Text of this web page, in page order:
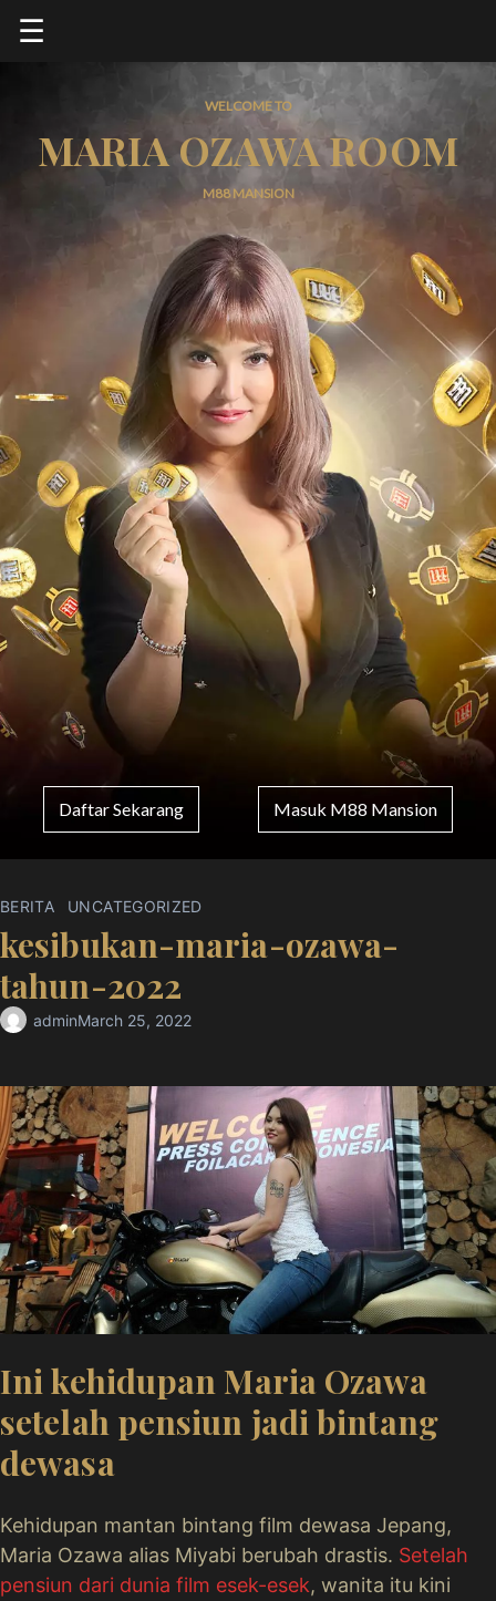
☰
WELCOME TO
MARIA OZAWA ROOM
M88 MANSION
Daftar Sekarang Masuk M88 Mansion
BERITA UNCATEGORIZED
kesibukan-maria-ozawa-
tahun-2022
adminMarch 25, 2022
Ini kehidupan Maria Ozawa
setelah pensiun jadi bintang
dewasa
Kehidupan mantan bintang film dewasa Jepang,
Maria Ozawa alias Miyabi berubah drastis. Setelah
pensiun dari dunia film esek-esek, wanita itu kini